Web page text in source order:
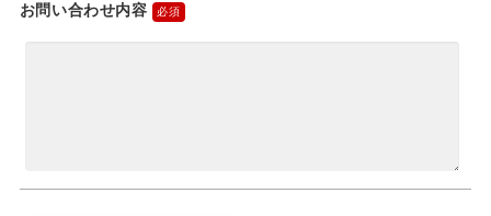
お問い合わせ内容